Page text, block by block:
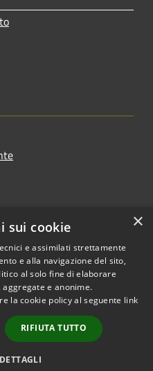
Copyright © 2026 • Comune di
Gaggiano • Powered by
Municipium•
Accesso
redazione
×
sui cookie
e assimilati strettamente
e alla navigazione del sito,
al solo fine di elaborare
e anonime.
la cookie policy al seguente link
RIFIUTA TUTTO